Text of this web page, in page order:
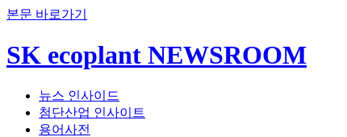
본문 바로가기
SK ecoplant NEWSROOM
뉴스 인사이드
첨단산업 인사이트
용어사전